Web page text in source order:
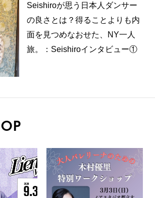
Seishiroが思う日本人ダンサー
の良さとは？得ることよりも内
面を見つめなおせた、NY一人
旅。：Seishiroインタビュー①